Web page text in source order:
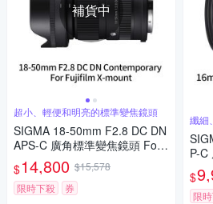
補貨中
超小、輕便和明亮的標準變焦鏡頭
SIGMA 18-50mm F2.8 DC DN
APS-C 廣角標準變焦鏡頭 For
Fujifilm X-mount (公司貨)
$14,800 $15,578
限時下殺
券
纖細
P-C
X-
$
限